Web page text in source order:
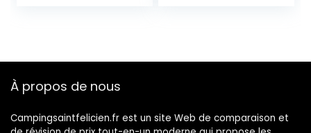
À propos de nous
Campingsaintfelicien.fr est un site Web de comparaison et